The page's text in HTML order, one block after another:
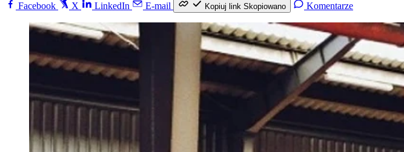
Facebook
X LinkedIn E-mail Kopiuj link Skopiowano Komentarze